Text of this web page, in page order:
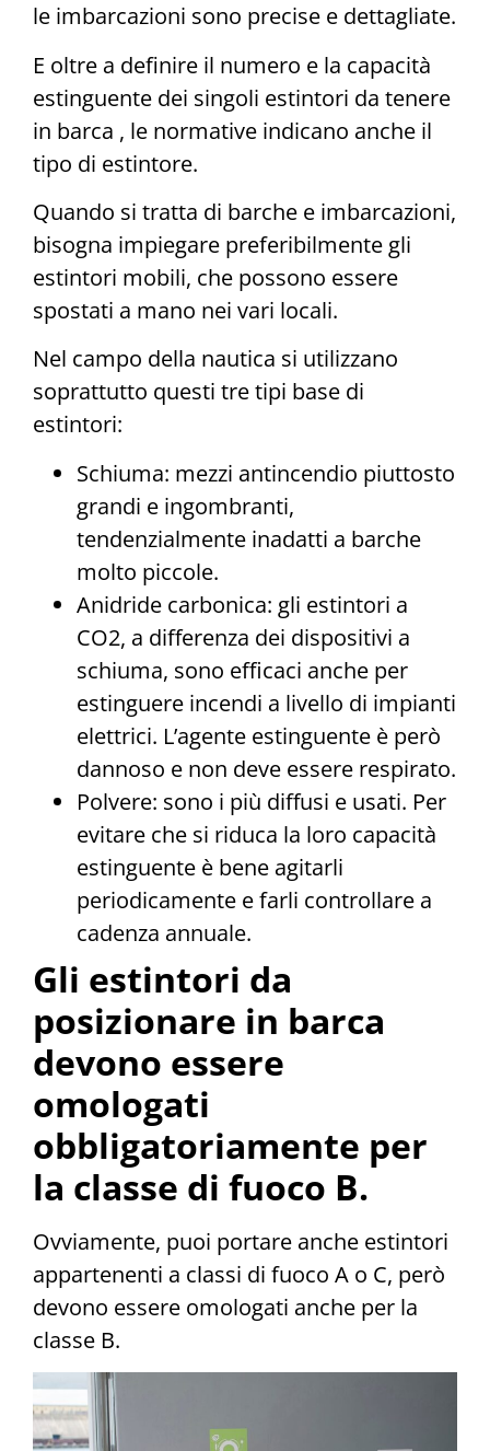
le imbarcazioni sono precise e dettagliate.
E oltre a definire il numero e la capacità
estinguente dei singoli estintori da tenere
in barca , le normative indicano anche il
tipo di estintore.
Quando si tratta di barche e imbarcazioni,
bisogna impiegare preferibilmente gli
estintori mobili, che possono essere
spostati a mano nei vari locali.
Nel campo della nautica si utilizzano
soprattutto questi tre tipi base di
estintori:
Schiuma: mezzi antincendio piuttosto
grandi e ingombranti,
tendenzialmente inadatti a barche
molto piccole.
Anidride carbonica: gli estintori a
CO2, a differenza dei dispositivi a
schiuma, sono efficaci anche per
estinguere incendi a livello di impianti
elettrici. L’agente estinguente è però
dannoso e non deve essere respirato.
Polvere: sono i più diffusi e usati. Per
evitare che si riduca la loro capacità
estinguente è bene agitarli
periodicamente e farli controllare a
cadenza annuale.
Gli estintori da
posizionare in barca
devono essere
omologati
obbligatoriamente per
la classe di fuoco B.
Ovviamente, puoi portare anche estintori
appartenenti a classi di fuoco A o C, però
devono essere omologati anche per la
classe B.